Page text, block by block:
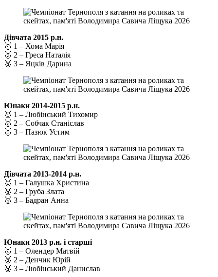
Дівчата 2015 р.н.
🥇 1 – Хома Марія
🥈 2 – Греса Наталія
🥉 3 – Яцків Дарина
Юнаки 2014-2015 р.н.
🥇 1 – Любінський Тихомир
🥈 2 – Собчак Станіслав
🥉 3 – Пазюк Устим
Дівчата 2013-2014 р.н.
🥇 1 – Галушка Христина
🥈 2 – Груба Злата
🥉 3 – Бадран Анна
Юнаки 2013 р.н. і старші
🥇 1 – Олендер Матвій
🥈 2 – Денчик Юрій
🥉 3 – Любінський Данислав